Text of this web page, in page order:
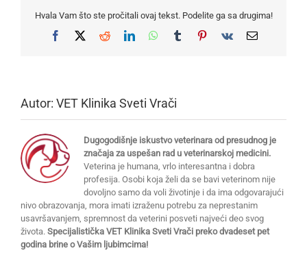
Hvala Vam što ste pročitali ovaj tekst. Podelite ga sa drugima!
Facebook
X RedditLinkedInWhatsApp
TumblrPinterest
Vk Email
Autor: VET Klinika Sveti Vrači
Dugogodišnje iskustvo veterinara od presudnog je
značaja za uspešan rad u veterinarskoj medicini.
Veterina je humana, vrlo interesantna i dobra
profesija. Osobi koja želi da se bavi veterinom nije
dovoljno samo da voli životinje i da ima odgovarajući
nivo obrazovanja, mora imati izraženu potrebu za neprestanim
usavršavanjem, spremnost da veterini posveti najveći deo svog
života. Specijalistička VET Klinika Sveti Vrači preko dvadeset pet
godina brine o Vašim ljubimcima!